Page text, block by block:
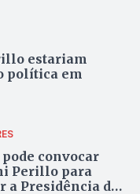
estariam
política em
pode convocar
Perillo para
a Presidência da